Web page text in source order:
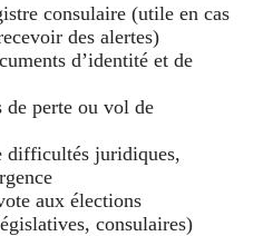
consulaire (utile en cas
des alertes)
d’identité et de
de perte ou vol de
difficultés juridiques,
aux élections
consulaires)